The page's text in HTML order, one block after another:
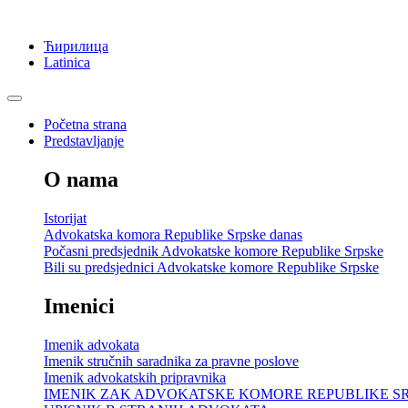
Ћирилица
Latinica
Početna strana
Predstavljanje
O nama
Istorijat
Advokatska komora Republike Srpske danas
Počasni predsjednik Advokatske komore Republike Srpske
Bili su predsjednici Advokatske komore Republike Srpske
Imenici
Imenik advokata
Imenik stručnih saradnika za pravne poslove
Imenik advokatskih pripravnika
IMENIK ZAK ADVOKATSKE KOMORE REPUBLIKE